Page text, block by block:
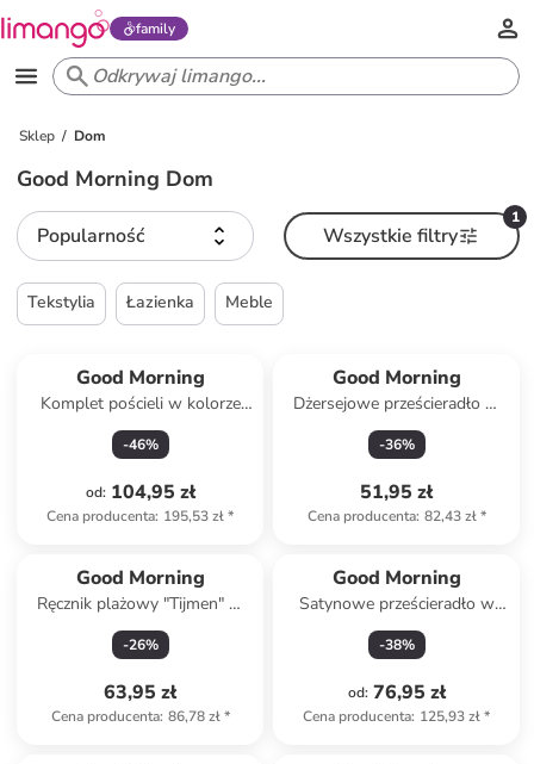
family
Sklep Dom
Good Morning Dom
Popularność
1
Wszystkie filtry
Tekstylia Łazienka Meble
Good Morning
Komplet pościeli w kolorze
jasnoróżowym
-46%
od: 104,95 zł
Cena producenta: 195,53 zł*
Good Morning
Dżersejowe prześcieradło w
kolorze zielonym na gumce
-36%
51,95 zł
Cena producenta: 82,43 zł*
Good Morning
Ręcznik plażowy "Tijmen" w
kolorze niebiesko-białym
-26%
63,95 zł
Cena producenta: 86,78 zł*
Good Morning
Satynowe prześcieradło w
kolorze szaroróżowym na
gumce
-38%
od: 76,95 zł
Cena producenta: 125,93 zł*